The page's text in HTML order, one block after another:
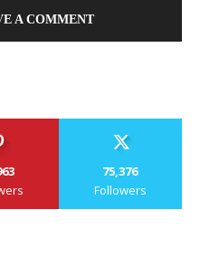
A COMMENT
75,376
Followers